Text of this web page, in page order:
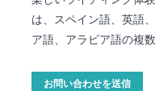
は、スペイン語、英語
ア語、アラビア語の複
お問い合わせを送信